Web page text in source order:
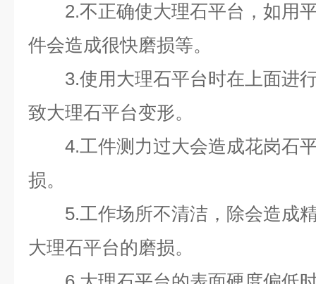
2.不正确使大理石平台，如用平
件会造成很快磨损等。
3.使用大理石平台时在上面进行
致大理石平台变形。
4.工件测力过大会造成花岗石平
损。
5.工作场所不清洁，除会造成精
大理石平台的磨损。